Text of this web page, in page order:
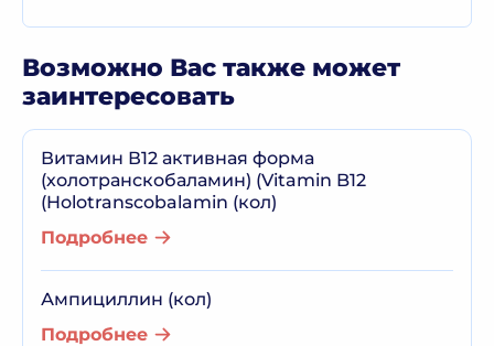
Возможно Вас также может
заинтересовать
Витамин В12 активная форма
(холотранскобаламин) (Vitamin B12
(Holotranscobalamin (кол)
Подробнее
Ампициллин (кол)
Подробнее